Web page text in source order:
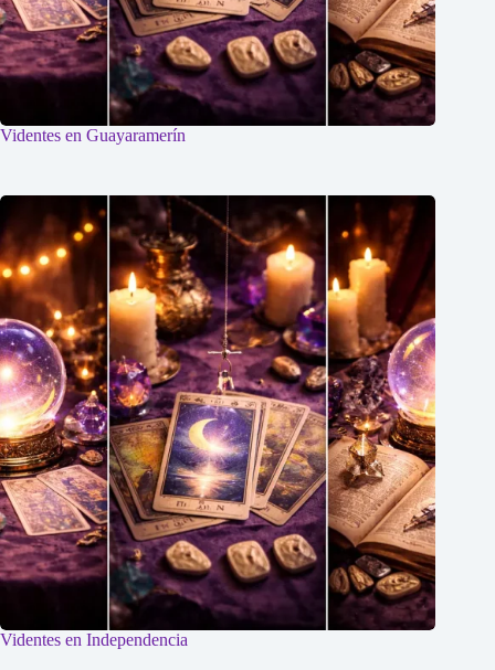
Videntes en Guayaramerín
Videntes en Independencia